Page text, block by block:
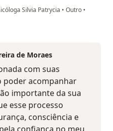
Silvia Patrycia • Outro •
de Moraes
com suas
poder acompanhar
importante da sua
esse processo
consciência e